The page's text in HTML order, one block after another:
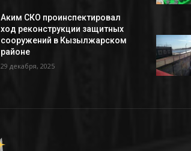
Аким СКО проинспектировал
ход реконструкции защитных
сооружений в Кызылжарском
районе
29 декабря, 2025